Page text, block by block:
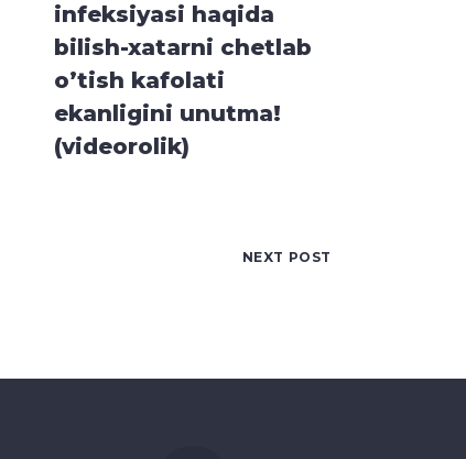
infeksiyasi haqida
bilish-xatarni chetlab
o’tish kafolati
ekanligini unutma!
(videorolik)
NEXT POST